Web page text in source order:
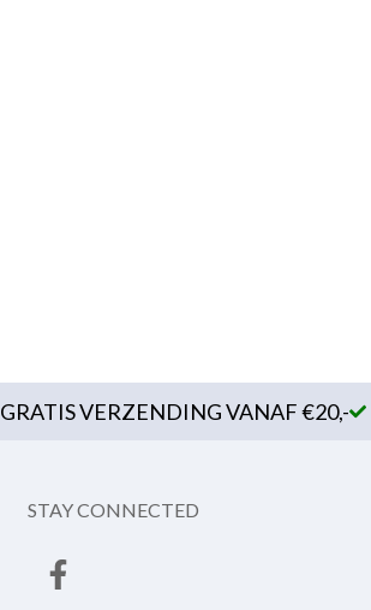
GRATIS VERZENDING VANAF €20,-
STAY CONNECTED